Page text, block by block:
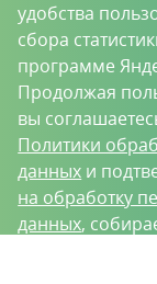
удобства
сбора
программе
Продолжая
вы
Политики
данных и
на обработку
данных,